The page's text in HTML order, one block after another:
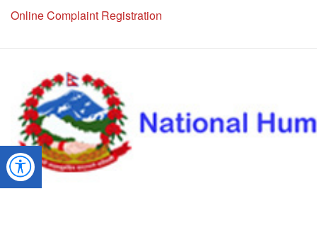
NHRC Hotline - +977-1-5010000 (24 Hours, 365 Days)